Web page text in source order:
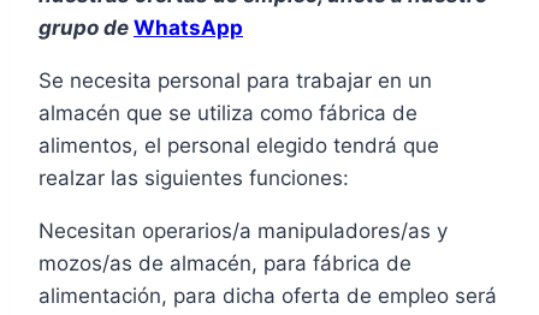
grupo de WhatsApp
Se necesita personal para trabajar en un
almacén que se utiliza como fábrica de
alimentos, el personal elegido tendrá que
realzar las siguientes funciones:
Necesitan operarios/a manipuladores/as y
mozos/as de almacén, para fábrica de
alimentación, para dicha oferta de empleo será